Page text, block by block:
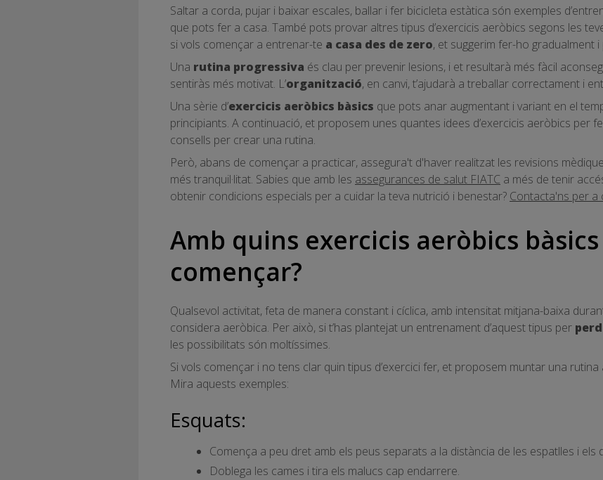
Saltar a corda, pujar i baixar escales, ballar i fer bicicleta estàtica són exemples
que pots fer a casa. També pots provar altres tipus d’exercicis aeròbics segons les
si vols començar a entrenar-te a casa des de zero, et suggerim fer-ho gradualment
Una rutina progressiva és clau per prevenir lesions, i et resultarà més fàcil
sentiràs més motivat. L’organització, en canvi, t’ajudarà a treballar correctament i
Una sèrie d’exercicis aeròbics bàsics que pots anar augmentant i variant en el
principiants. A continuació, et proposem unes quantes idees d’exercicis aeròbics per
consells per crear una rutina.
Però, abans de començar a practicar, assegura't d'haver realitzat les revisions
més tranquil·litat. Sabies que amb les assegurances de salut FIATC a més de tenir
obtenir condicions especials per a cuidar la teva nutrició i benestar? Contacta'ns per a
Amb quins exercicis aeròbics
començar?
Qualsevol activitat, feta de manera constant i cíclica, amb intensitat mitjana-baixa
considera aeròbica. Per això, si t’has plantejat un entrenament d’aquest tipus per
les possibilitats són moltíssimes.
Si vols començar i no tens clar quin tipus d’exercici fer, et proposem muntar una
Mira aquests exemples:
Esquats:
Comença a peu dret amb els peus separats a la distància de les espatlles i els
Doblega les cames i tira els malucs cap endarrere.